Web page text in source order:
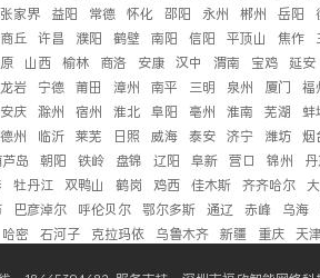
张家界 益阳 常德 怀化 邵阳 永州 郴州 岳阳
商丘 许昌 濮阳 鹤壁 南阳 信阳 平顶山 焦作
山西 榆林 商洛 安康 汉中 渭南 宝鸡 延安
龙岩 宁德 莆田 漳州 南平 三明 泉州 厦门 福
安庆 滁州 宿州 淮北 阜阳 亳州 淮南 芜湖 蚌
德州 临沂 莱芜 日照 威海 泰安 济宁 潍坊 烟
岛 朝阳 铁岭 盘锦 辽阳 阜新 营口 锦州
牡丹江 双鸭山 鹤岗 鸡西 佳木斯 齐齐哈尔
巴彦淖尔 呼伦贝尔 鄂尔多斯 通辽 赤峰 乌海
哈密 石河子 克拉玛依 乌鲁木齐 新疆 重庆 天津